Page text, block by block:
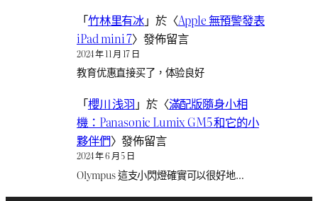
「竹林里有冰」於〈Apple 無預警發表
iPad mini 7〉發佈留言
2024 年 11 月 17 日
教育优惠直接买了，体验良好
「櫻川 浅羽 」於〈滿配版隨身小相
機：Panasonic Lumix GM5 和它的小
夥伴們〉發佈留言
2024 年 6 月 5 日
Olympus 這支小閃燈確實可以很好地…